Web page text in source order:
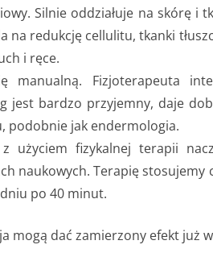
Silnie oddziałuje na skórę i
na redukcję cellulitu, tkanki
i ręce.
manualną. Fizjoterapeuta
jest bardzo przyjemny, daje
podobnie jak endermologia.
użyciem fizykalnej terapii
naukowych. Terapię stosujemy
po 40 minut.
mogą dać zamierzony efekt już